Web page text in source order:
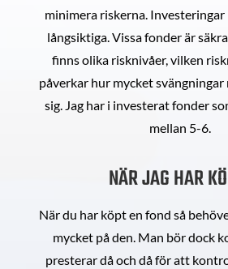
minimera riskerna.
långsiktiga. Vissa fonder är
finns olika risknivåer, vilken
påverkar hur mycket
sig. Jag har i investerat fonder
mellan 5-6.
NÄR JAG HAR
När du har köpt en fond så
mycket på den. Man bör dock
presterar då och då för att